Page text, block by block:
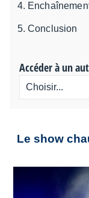
Conclusion
Accéder à un
Le show